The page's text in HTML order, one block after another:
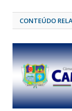
CONTEÚDO